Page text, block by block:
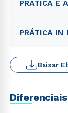
PRÁTICA E
PRÁTICA IN
Baixar